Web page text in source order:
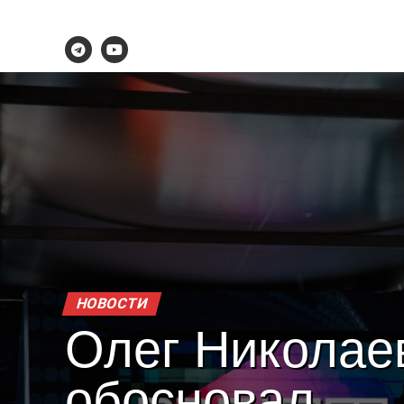
НОВОСТИ
Олег